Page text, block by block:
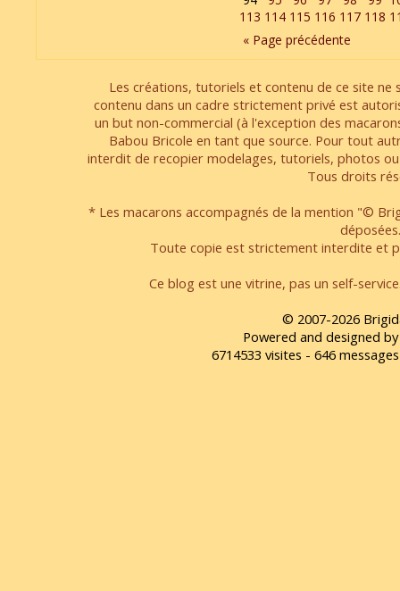
113 114 115 116 117 118
« Page précédente
Les créations, tutoriels et contenu de ce site
contenu dans un cadre strictement privé est
un but non-commercial (à l'exception des
Babou Bricole en tant que source. Pour tout
interdit de recopier modelages, tutoriels, photos
Tous droits
* Les macarons accompagnés de la mention "©
déposées.
Toute copie est strictement interdite et
Ce blog est une vitrine, pas un self-
© 2007-2026
Powered and designed
6714533 visites - 646